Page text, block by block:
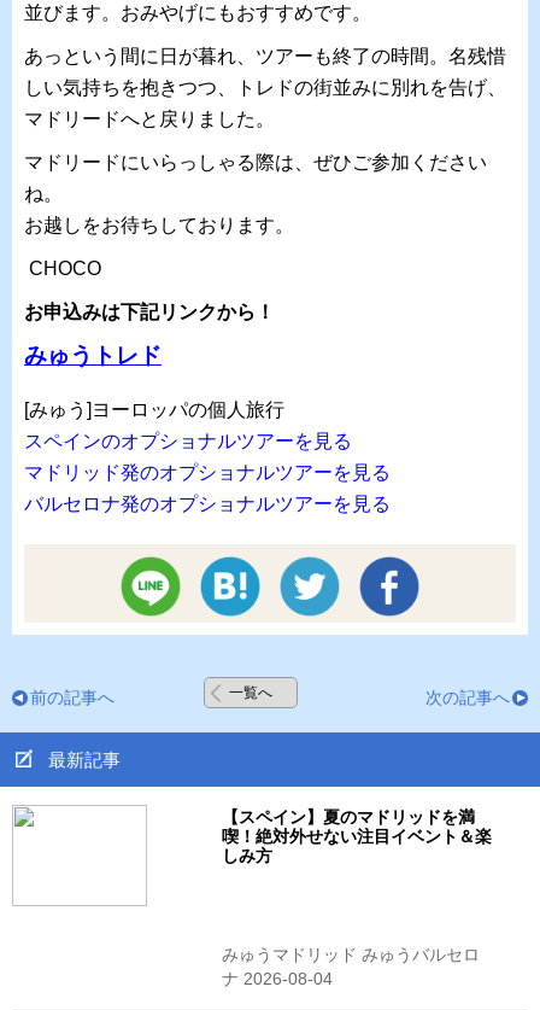
並びます。おみやげにもおすすめです。
あっという間に日が暮れ、ツアーも終了の時間。名残惜
しい気持ちを抱きつつ、トレドの街並みに別れを告げ、
マドリードへと戻りました。
マドリードにいらっしゃる際は、ぜひご参加ください
ね。
お越しをお待ちしております。
CHOCO
お申込みは下記リンクから！
みゅうトレド
[みゅう]ヨーロッパの個人旅行
スペインのオプショナルツアーを見る
マドリッド発のオプショナルツアーを見る
バルセロナ発のオプショナルツアーを見る
前の記事へ 一覧へ 次の記事へ
最新記事
【スペイン】夏のマドリッドを満
喫！絶対外せない注目イベント＆楽
しみ方
みゅうマドリッド みゅうバルセロ
ナ 2026-08-04